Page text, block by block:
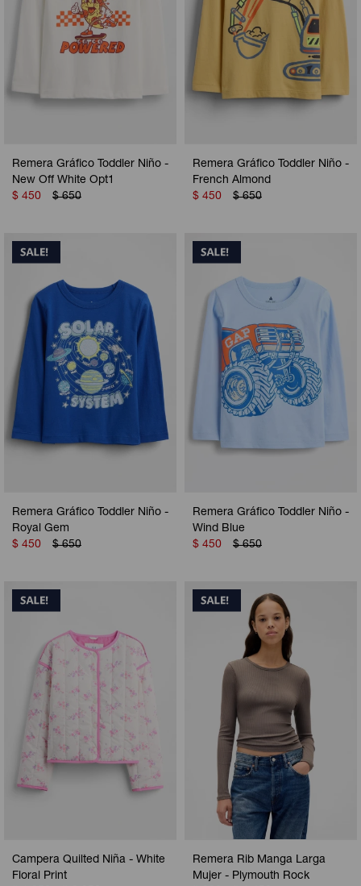
Remera Gráfico Toddler Niño -
New Off White Opt1
$ 450 $ 650
Remera Gráfico Toddler Niño -
French Almond
$ 450 $ 650
Remera Gráfico Toddler Niño -
Royal Gem
$ 450 $ 650
Remera Gráfico Toddler Niño -
Wind Blue
$ 450 $ 650
Campera Quilted Niña - White
Floral Print
Remera Rib Manga Larga
Mujer - Plymouth Rock